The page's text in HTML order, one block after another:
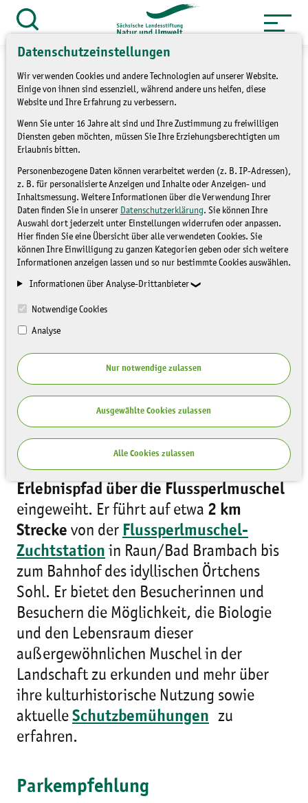
Datenschutzeinstellungen
Wir verwenden Cookies und andere Technologien auf unserer Website.
Einige von ihnen sind essenziell, während andere uns helfen, diese
Website und Ihre Erfahrung zu verbessern.
Wenn Sie unter 16 Jahre alt sind und Ihre Zustimmung zu freiwilligen
Diensten geben möchten, müssen Sie Ihre Erziehungsberechtigten um
Erlaubnis bitten.
Personenbezogene Daten können verarbeitet werden (z. B. IP-Adressen),
z. B. für personalisierte Anzeigen und Inhalte oder Anzeigen- und
Inhaltsmessung. Weitere Informationen über die Verwendung Ihrer
Daten finden Sie in unserer Datenschutzerklärung. Sie können Ihre
Auswahl dort jederzeit unter Einstellungen widerrufen oder anpassen.
Hier finden Sie eine Übersicht über alle verwendeten Cookies. Sie
können Ihre Einwilligung zu ganzen Kategorien geben oder sich weitere
Informationen anzeigen lassen und so nur bestimmte Cookies auswählen.
Informationen über Analyse-Drittanbieter
Notwendige Cookies
Analyse
Nur notwendige zulassen
Ausgewählte Cookies zulassen
Alle Cookies zulassen
Zum
Inhalt
springen
öffnen
Themen » Artenschutz
» Flussperlmuschel
Erlebnispfad
Flussperlmuschel
eingeweiht
FLUSSPERLMUSCHEL
Am 26.05.2018 wurde im Vogtland der
Erlebnispfad über die Flussperlmuschel
eingeweiht. Er führt auf etwa 2 km
Strecke von der Flussperlmuschel-
Zuchtstation in Raun/Bad Brambach bis
zum Bahnhof des idyllischen Örtchens
Sohl. Er bietet den Besucherinnen und
Besuchern die Möglichkeit, die Biologie
und den Lebensraum dieser
außergewöhnlichen Muschel in der
Landschaft zu erkunden und mehr über
ihre kulturhistorische Nutzung sowie
aktuelle Schutzbemühungen zu
erfahren.
Parkempfehlung